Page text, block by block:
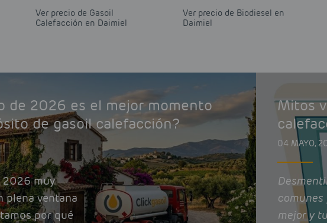
Ver precio de Gasoil
Calefacción en Daimiel
Ver precio de Biodiesel en
Daimiel
de 2026 es el mejor momento
de gasoil calefacción?
2026 muy
plena ventana
por qué
Mitos
04 MAYO,
mejor y